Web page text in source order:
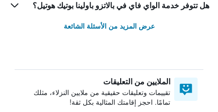
هل تتوفر خدمة الواي فاي في بالاتزو باولينا بوتيك هوتيل؟
عرض المزيد من الأسئلة الشائعة
الملايين من التعليقات
تقييمات وتعليقات حقيقية من ملايين النزلاء، مثلك
تمامًا. احجز إقامتك المثالية بكل ثقة!